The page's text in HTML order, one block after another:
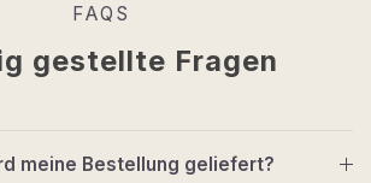
FAQS
gestellte Fragen
meine Bestellung geliefert?